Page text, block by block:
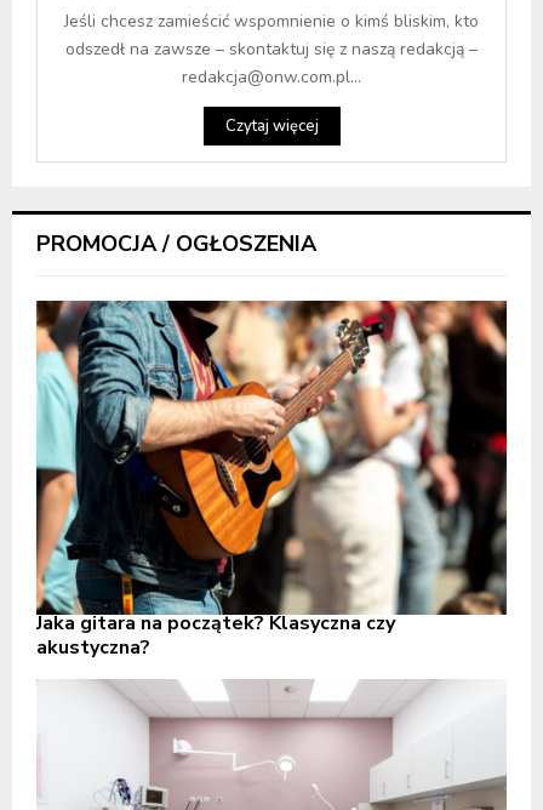
Jeśli chcesz zamieścić wspomnienie o kimś bliskim, kto
odszedł na zawsze – skontaktuj się z naszą redakcją –
redakcja@onw.com.pl...
Czytaj więcej
PROMOCJA / OGŁOSZENIA
Jaka gitara na początek? Klasyczna czy
akustyczna?